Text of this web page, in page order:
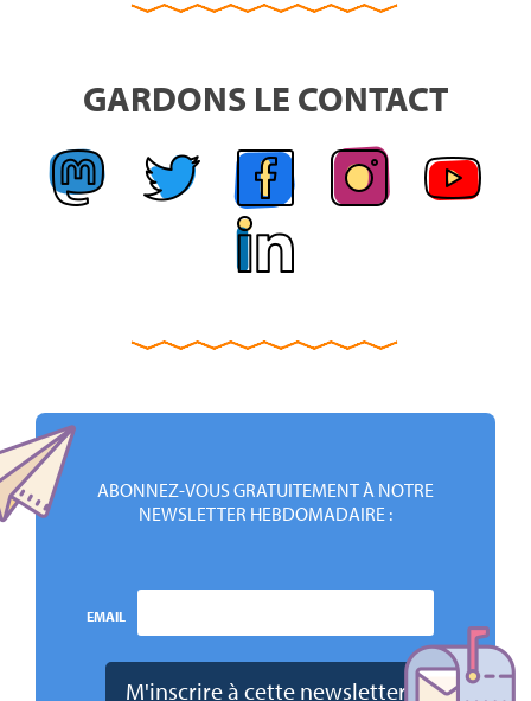
GARDONS LE CONTACT
ABONNEZ-VOUS GRATUITEMENT À NOTRE
NEWSLETTER HEBDOMADAIRE :
EMAIL